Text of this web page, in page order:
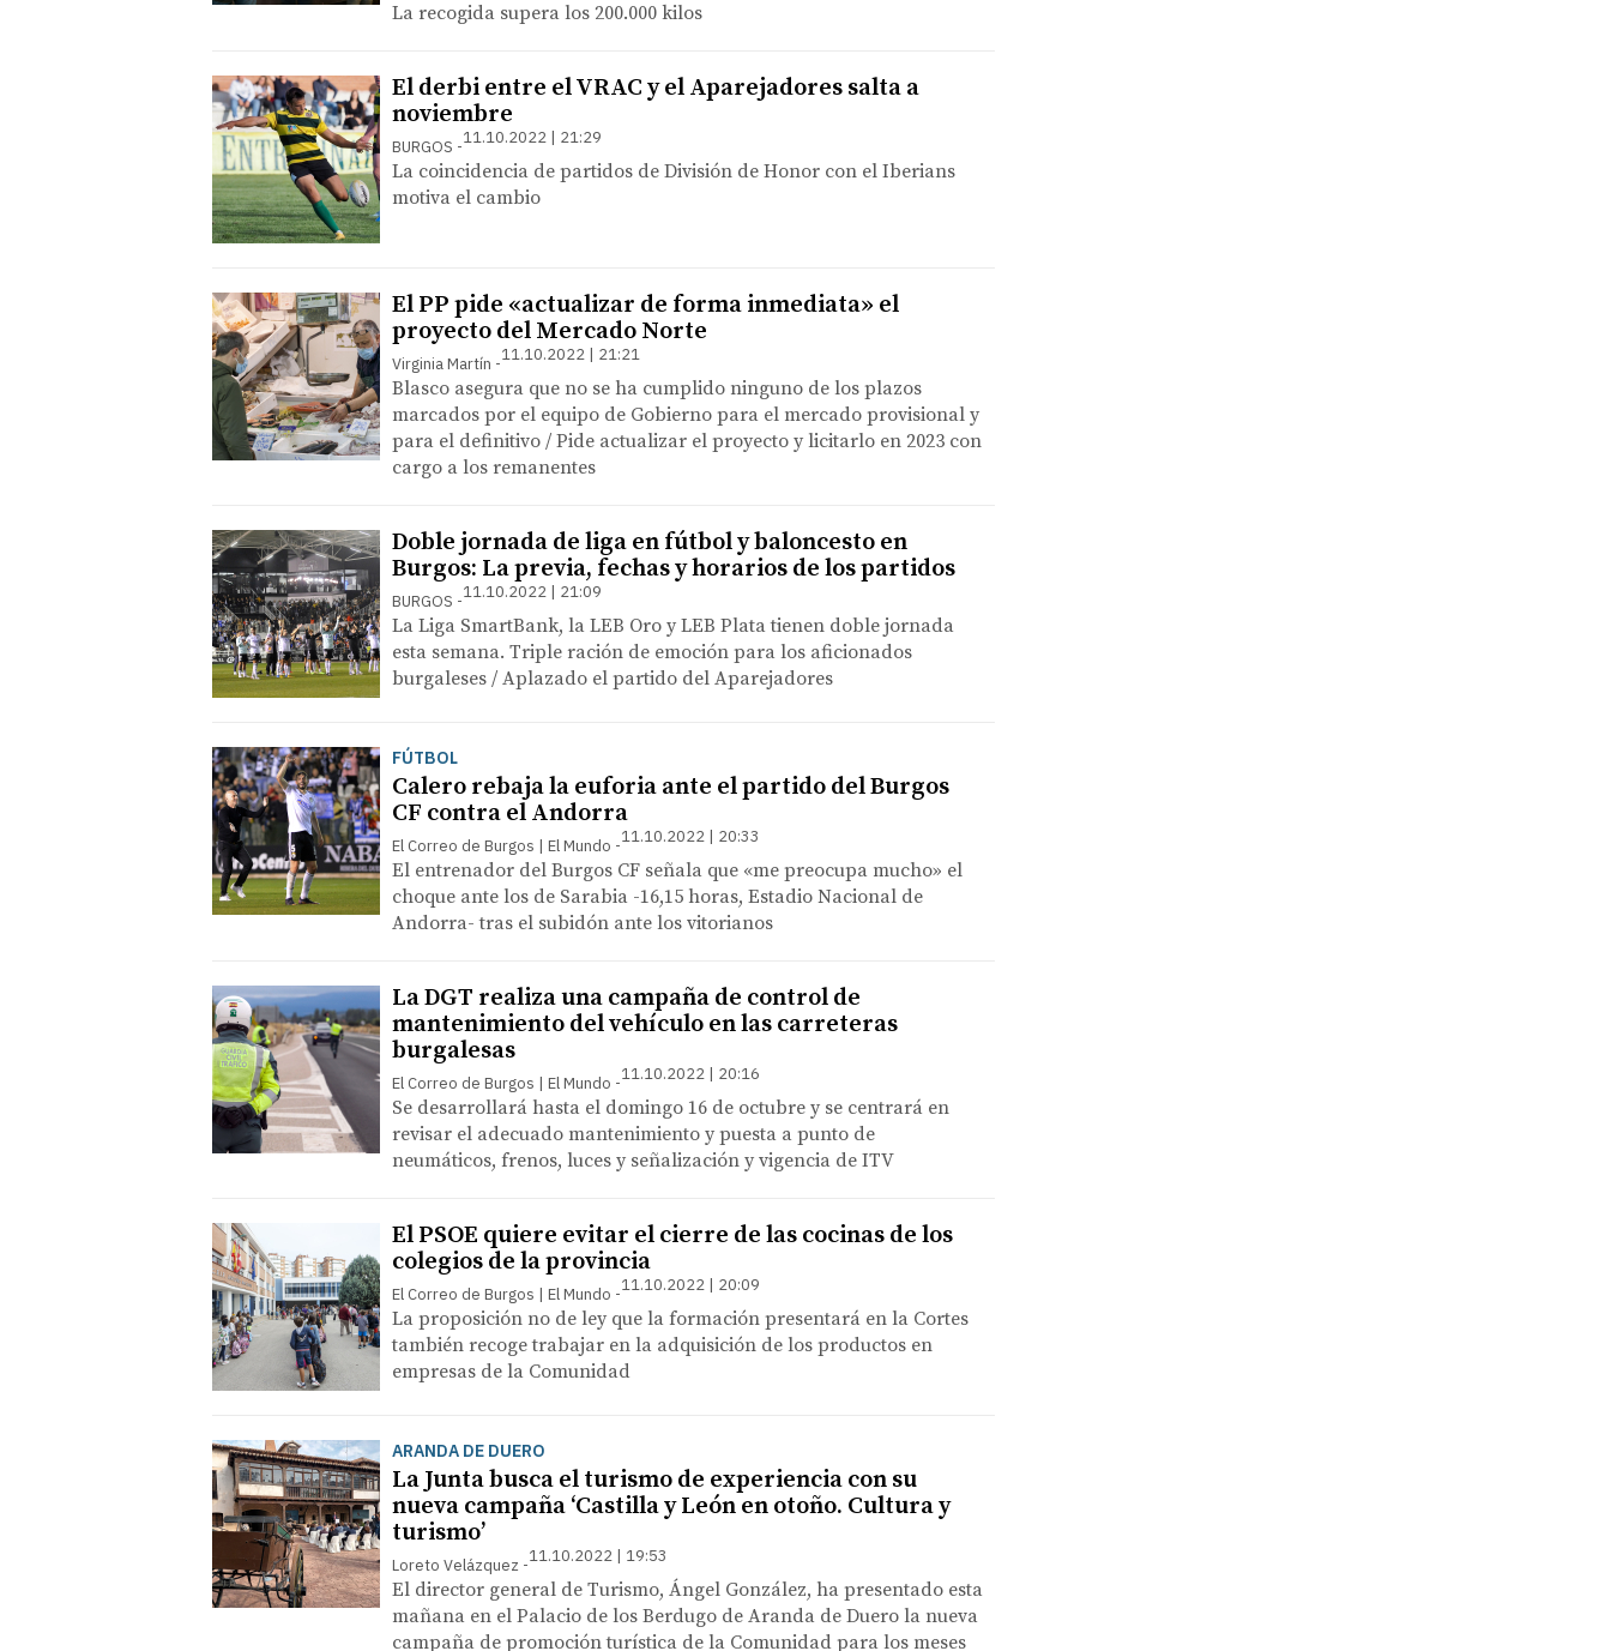
La recogida supera los 200.000 kilos
El derbi entre el VRAC y el Aparejadores salta a
noviembre
BURGOS 11.10.2022 | 21:29
La coincidencia de partidos de División de Honor con el Iberians
motiva el cambio
El PP pide «actualizar de forma inmediata» el
proyecto del Mercado Norte
Virginia Martín 11.10.2022 | 21:21
Blasco asegura que no se ha cumplido ninguno de los plazos
marcados por el equipo de Gobierno para el mercado provisional y
para el definitivo / Pide actualizar el proyecto y licitarlo en 2023 con
cargo a los remanentes
Doble jornada de liga en fútbol y baloncesto en
Burgos: La previa, fechas y horarios de los partidos
BURGOS 11.10.2022 | 21:09
La Liga SmartBank, la LEB Oro y LEB Plata tienen doble jornada
esta semana. Triple ración de emoción para los aficionados
burgaleses / Aplazado el partido del Aparejadores
FÚTBOL
Calero rebaja la euforia ante el partido del Burgos
CF contra el Andorra
El Correo de Burgos | El Mundo 11.10.2022 | 20:33
El entrenador del Burgos CF señala que «me preocupa mucho» el
choque ante los de Sarabia -16,15 horas, Estadio Nacional de
Andorra- tras el subidón ante los vitorianos
La DGT realiza una campaña de control de
mantenimiento del vehículo en las carreteras
burgalesas
El Correo de Burgos | El Mundo 11.10.2022 | 20:16
Se desarrollará hasta el domingo 16 de octubre y se centrará en
revisar el adecuado mantenimiento y puesta a punto de
neumáticos, frenos, luces y señalización y vigencia de ITV
El PSOE quiere evitar el cierre de las cocinas de los
colegios de la provincia
El Correo de Burgos | El Mundo 11.10.2022 | 20:09
La proposición no de ley que la formación presentará en la Cortes
también recoge trabajar en la adquisición de los productos en
empresas de la Comunidad
ARANDA DE DUERO
La Junta busca el turismo de experiencia con su
nueva campaña ‘Castilla y León en otoño. Cultura y
turismo’
Loreto Velázquez 11.10.2022 | 19:53
El director general de Turismo, Ángel González, ha presentado esta
mañana en el Palacio de los Berdugo de Aranda de Duero la nueva
campaña de promoción turística de la Comunidad para los meses